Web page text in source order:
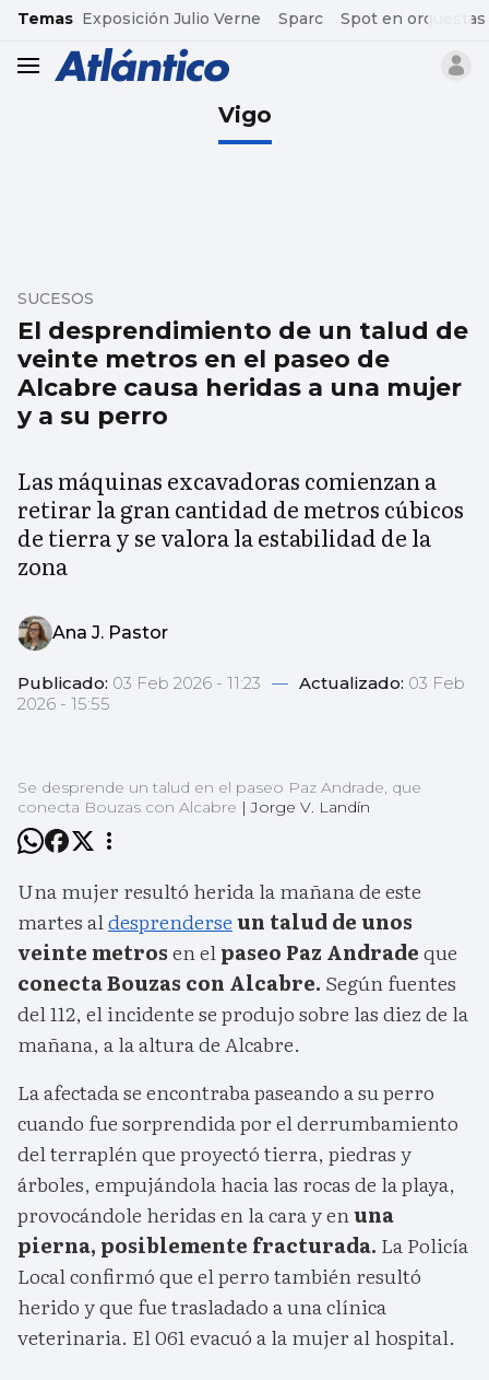
common.go-to-content
Temas Exposición Julio Verne Sparc Spot en orquestas
header.menu.open
Vigo
El desprendimiento de un talud de
veinte metros en el paseo de
Alcabre causa heridas a una mujer
y a su perro
SUCESOS
Las máquinas excavadoras comienzan a
retirar la gran cantidad de metros cúbicos
de tierra y se valora la estabilidad de la
zona
Ana J. Pastor
Publicado: 03 Feb 2026 - 11:23 — Actualizado: 03 Feb
2026 - 15:55
Se desprende un talud en el paseo Paz Andrade, que
conecta Bouzas con Alcabre |Jorge V. Landín
Una mujer resultó herida la mañana de este
martes aldesprenderseun talud de unos
veinte metrosen elpaseo Paz Andradeque
conecta Bouzas con Alcabre. Según fuentes
del 112, el incidente se produjo sobre las diez de la
mañana, a la altura de Alcabre.
La afectada se encontraba paseando a su perro
cuando fue sorprendida por el derrumbamiento
del terraplén que proyectó tierra, piedras y
árboles, empujándola hacia las rocas de la playa,
provocándole heridas en la cara y enuna
pierna, posiblemente fracturada. La Policía
Local confirmó que el perro también resultó
herido y que fue trasladado a una clínica
veterinaria. El 061 evacuó a la mujer al hospital.